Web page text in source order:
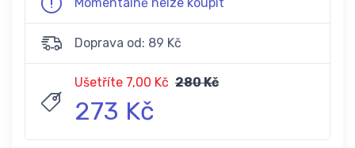
Doprava od: 89 Kč
Ušetříte 7,00 Kč 280 Kč
273 Kč